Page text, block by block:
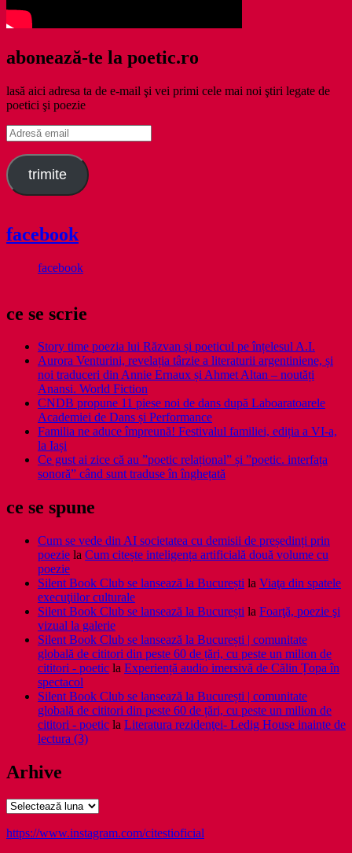
abonează-te la poetic.ro
lasă aici adresa ta de e-mail şi vei primi cele mai noi ştiri legate de
poetici şi poezie
Adresă
email
trimite
facebook
facebook
ce se scrie
Story time poezia lui Răzvan și poeticul pe înțelesul A.I.
Aurora Venturini, revelația târzie a literaturii argentiniene, și
noi traduceri din Annie Ernaux și Ahmet Altan – noutăți
Anansi. World Fiction
CNDB propune 11 piese noi de dans după Laboaratoarele
Academiei de Dans și Performance
Familia ne aduce împreună! Festivalul familiei, ediția a VI-a,
la Iași
Ce gust ai zice că au ”poetic relațional” și ”poetic. interfața
sonoră” când sunt traduse în înghețată
ce se spune
Cum se vede din AI societatea cu demisii de președinți prin
poezie la Cum citește inteligența artificială două volume cu
poezie
Silent Book Club se lansează la București la Viaţa din spatele
execuţiilor culturale
Silent Book Club se lansează la București la Foarţă, poezie şi
vizual la galerie
Silent Book Club se lansează la București | comunitate
globală de cititori din peste 60 de țări, cu peste un milion de
cititori - poetic la Experiență audio imersivă de Călin Țopa în
spectacol
Silent Book Club se lansează la București | comunitate
globală de cititori din peste 60 de țări, cu peste un milion de
cititori - poetic la Literatura rezidenţei- Ledig House inainte de
lectura (3)
Arhive
Arhive
https://www.instagram.com/citestioficial